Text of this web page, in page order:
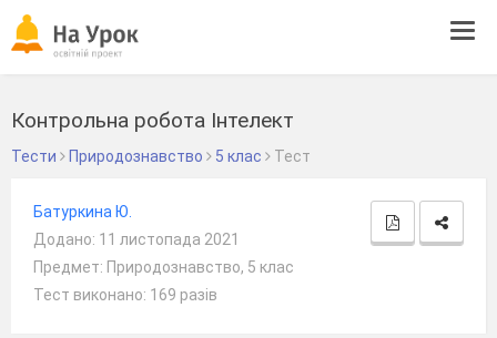
Контрольна робота Інтелект
Тести Природознавство 5 клас Тест
Батуркина Ю.
Додано: 11 листопада 2021
Предмет: Природознавство, 5 клас
Тест виконано: 169 разів